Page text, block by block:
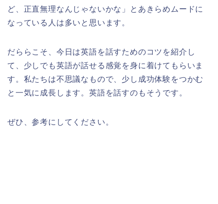
ど、正直無理なんじゃないかな」とあきらめムードに
なっている人は多いと思います。
だららこそ、今日は英語を話すためのコツを紹介し
て、少しでも英語が話せる感覚を身に着けてもらいま
す。私たちは不思議なもので、少し成功体験をつかむ
と一気に成長します。英語を話すのもそうです。
ぜひ、参考にしてください。